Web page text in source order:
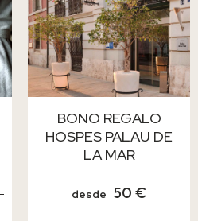
BONO REGALO
HOSPES PALAU DE
LA MAR
desde 50 €